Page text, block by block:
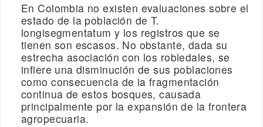
En Colombia no existen evaluaciones sobre el
estado de la población de T.
longisegmentatum y los registros que se
tienen son escasos. No obstante, dada su
estrecha asociación con los robledales, se
infiere una disminución de sus poblaciones
como consecuencia de la fragmentación
continua de estos bosques, causada
principalmente por la expansión de la frontera
agropecuaria.